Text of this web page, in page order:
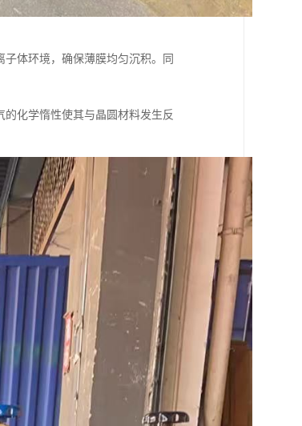
体环境，确保薄膜均匀沉积。同
化学惰性使其与晶圆材料发生反